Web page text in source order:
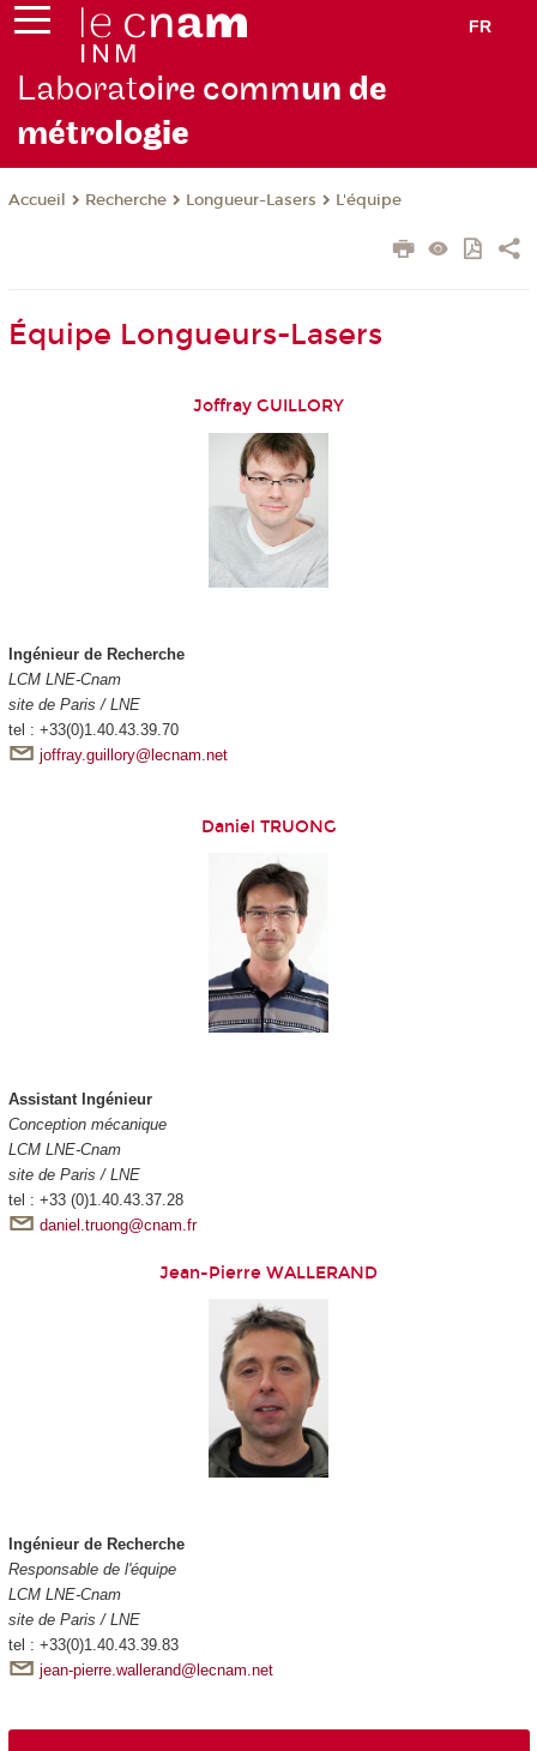
FR
Laboratoire commun de
métrologie
Accueil Recherche Longueur-Lasers L'équipe
Équipe Longueurs-Lasers
Joffray GUILLORY
Ingénieur de Recherche
LCM LNE-Cnam
site de Paris / LNE
tel : +33(0)1.40.43.39.70
joffray.guillory@lecnam.net
Daniel TRUONG
Assistant Ingénieur
Conception mécanique
LCM LNE-Cnam
site de Paris / LNE
tel : +33 (0)1.40.43.37.28
daniel.truong@cnam.fr
Jean-Pierre WALLERAND
Ingénieur de Recherche
Responsable de l'équipe
LCM LNE-Cnam
site de Paris / LNE
tel : +33(0)1.40.43.39.83
jean-pierre.wallerand@lecnam.net